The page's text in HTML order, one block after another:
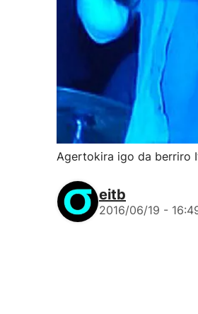
Agertokira igo da berriro
eitb
2016/06/19 -